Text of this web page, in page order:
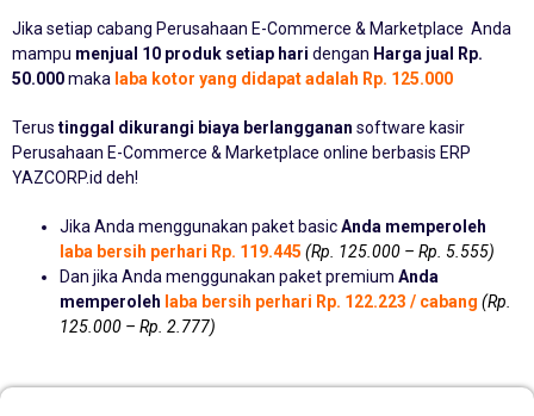
Jika setiap cabang Perusahaan E-Commerce & Marketplace Anda
mampu menjual 10 produk setiap hari dengan Harga jual Rp.
50.000maka laba kotor yang didapat adalah Rp. 125.000
Terus tinggal dikurangi biaya berlangganan software kasir
Perusahaan E-Commerce & Marketplace online berbasis ERP
YAZCORP.id deh!
Jika Anda menggunakan paket basicAnda memperoleh
laba bersih perhari Rp. 119.445 (Rp. 125.000 – Rp. 5.555)
Dan jika Anda menggunakan paket premium Anda
memperoleh laba bersih perhari Rp. 122.223 / cabang (Rp.
125.000 – Rp. 2.777)